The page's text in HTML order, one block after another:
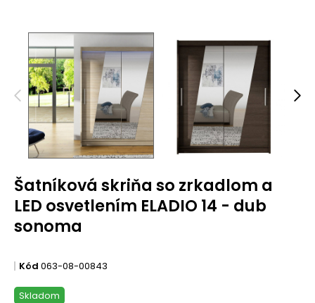
Šatníková skriňa so zrkadlom a
LED osvetlením ELADIO 14 - dub
sonoma
Kód 063-08-00843
Skladom